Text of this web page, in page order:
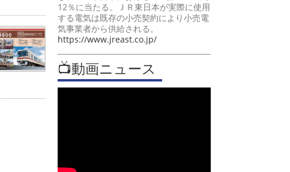
12％に当たる。ＪＲ東日本が実際に使用
する電気は既存の小売契約により小売電
気事業者から供給される。
https://www.jreast.co.jp/
📺動画ニュース